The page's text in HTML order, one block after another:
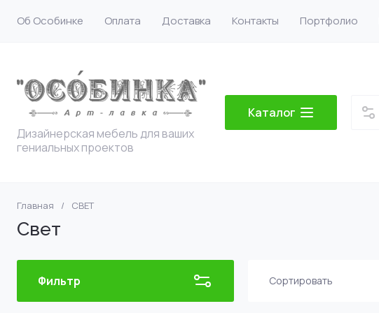
Об Особинке Оплата Доставка Контакты Портфолио
Дизайнерская мебель для ваших
гениальных проектов
Каталог
Главная / СВЕТ
Свет
Фильтр Сортировать